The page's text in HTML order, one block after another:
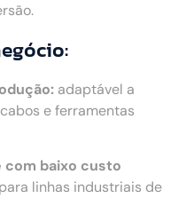
adaptável a
e ferramentas
baixo custo
linhas industriais de